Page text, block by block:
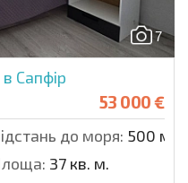
7
Сапфір
53 000 €
до моря: 500 м.
37 кв. м.